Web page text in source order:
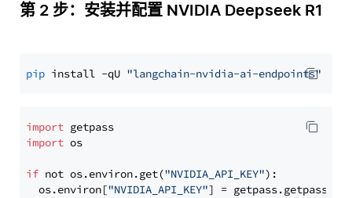
第 2 步：安装并配置 NVIDIA Deepseek R1
pip install -qU "langchain-nvidia-ai-endpoints"
import
import os
if not os.environ.get("NVIDIA_API_KEY"):
  os.environ[
"NVIDIA_API_KEY"] = getpass.getpass(